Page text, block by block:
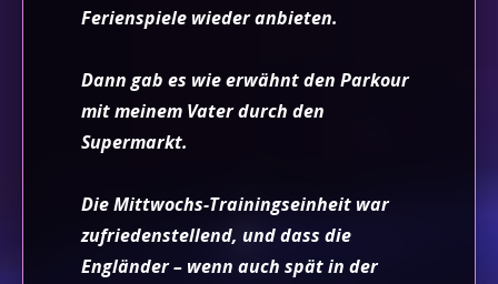
Ferienspiele wieder anbieten.
Dann gab es wie erwähnt den Parkour
mit meinem Vater durch den
Supermarkt.
Die Mittwochs-Trainingseinheit war
zufriedenstellend, und dass die
Engländer – wenn auch spät in der